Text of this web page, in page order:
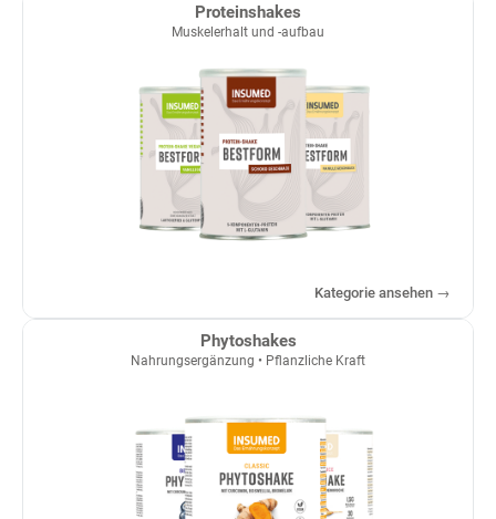
Proteinshakes
Muskelerhalt und -aufbau
Kategorie ansehen →
Phytoshakes
Nahrungsergänzung • Pflanzliche Kraft